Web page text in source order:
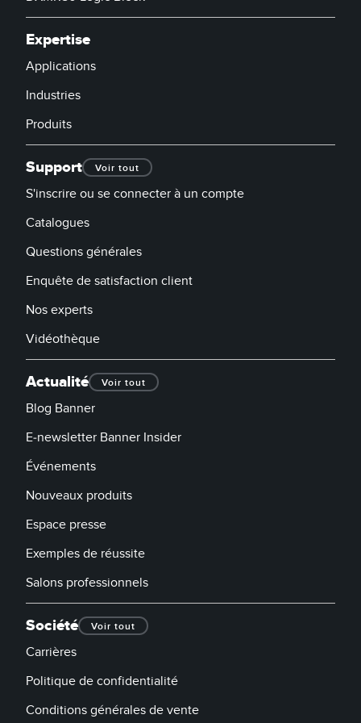
Capteurs d’aide au choix
Capteurs de température
Capteurs de vibrations
ACCESSORIES
Convertisseurs
Câbles
LOGICIELS
TECHNOLOGY
IO-Link
Expertise
Applications
Industries
Produits
Support Voir tout
S'inscrire ou se connecter à un compte
Catalogues
Questions générales
Enquête de satisfaction client
Nos experts
Vidéothèque
Actualité Voir tout
Blog Banner
E-newsletter Banner Insider
Événements
Nouveaux produits
Espace presse
Exemples de réussite
Salons professionnels
Société Voir tout
Carrières
Politique de confidentialité
Conditions générales de vente